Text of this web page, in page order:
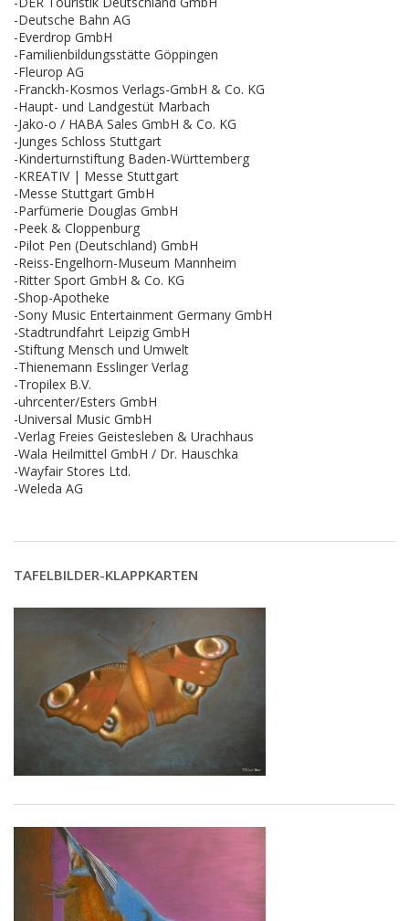
-Deutsche Bahn AG
-Everdrop GmbH
-Familienbildungsstätte Göppingen
-Fleurop AG
-Franckh-Kosmos Verlags-GmbH & Co. KG
-Haupt- und Landgestüt Marbach
-Jako-o / HABA Sales GmbH & Co. KG
-Junges Schloss Stuttgart
-Kinderturnstiftung Baden-Württemberg
-KREATIV | Messe Stuttgart
-Messe Stuttgart GmbH
-Parfümerie Douglas GmbH
-Peek & Cloppenburg
-Pilot Pen (Deutschland) GmbH
-Reiss-Engelhorn-Museum Mannheim
-Ritter Sport GmbH & Co. KG
-Shop-Apotheke
-Sony Music Entertainment Germany GmbH
-Stadtrundfahrt Leipzig GmbH
-Stiftung Mensch und Umwelt
-Thienemann Esslinger Verlag
-Tropilex B.V.
-uhrcenter/Esters GmbH
-Universal Music GmbH
-Verlag Freies Geistesleben & Urachhaus
-Wala Heilmittel GmbH / Dr. Hauschka
-Wayfair Stores Ltd.
-Weleda AG
TAFELBILDER-KLAPPKARTEN